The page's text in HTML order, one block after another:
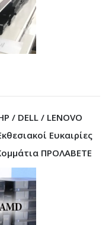
/ DELL / LENOVO
Ευκαιρίες
ΠΡΟΛΑΒΕΤΕ